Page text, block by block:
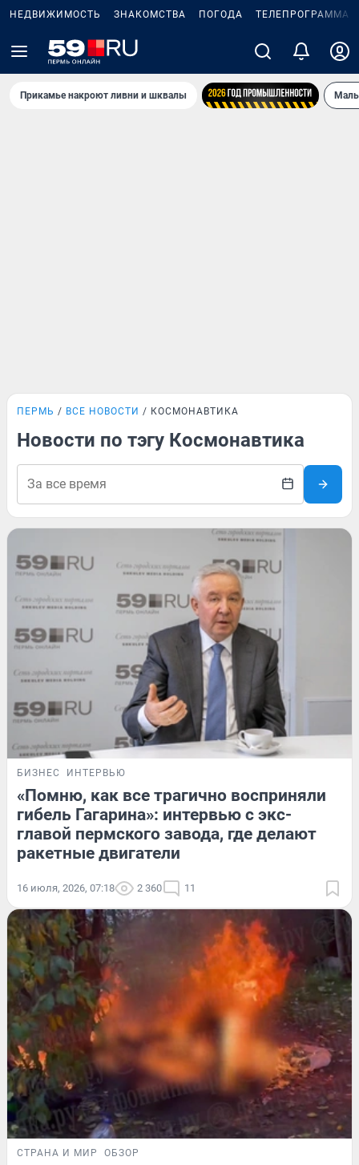
НЕДВИЖИМОСТЬ ЗНАКОМСТВА ПОГОДА ТЕЛЕПРОГРАММА
Прикамье накроют ливни и шквалы
ПЕРМЬ ВСЕ НОВОСТИ КОСМОНАВТИКА
Новости по тэгу Космонавтика
БИЗНЕС ИНТЕРВЬЮ
«Помню, как все трагично восприняли
гибель Гагарина»: интервью с экс-
главой пермского завода, где делают
ракетные двигатели
16 июля, 2026, 07:18 2 360 11
СТРАНА И МИР ОБЗОР